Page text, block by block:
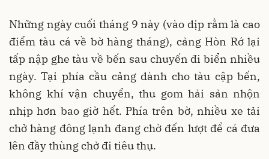
Những ngày cuối tháng 9 này (vào dịp rằm là cao
điểm tàu cá về bờ hàng tháng), cảng Hòn Rớ lại
tấp nập ghe tàu về bến sau chuyến đi biển nhiều
ngày. Tại phía cầu cảng dành cho tàu cập bến,
không khí vận chuyển, thu gom hải sản nhộn
nhịp hơn bao giờ hết. Phía trên bờ, nhiều xe tải
chở hàng đông lạnh đang chờ đến lượt để cá đưa
lên đầy thùng chở đi tiêu thụ.